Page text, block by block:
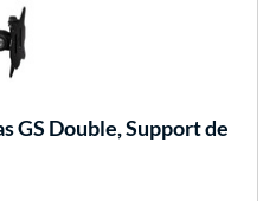
GS Double, Support de